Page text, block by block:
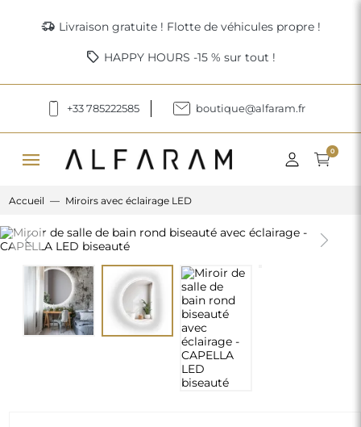
delivery_truck_speed Livraison gratuite ! Flotte de véhicules propre !
sell HAPPY HOURS -15 % sur tout !
+33 785222585 boutique@alfaram.fr
menu 0
Accueil Miroirs avec éclairage LED
Previous Next